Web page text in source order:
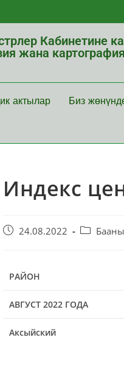
Кабинетине
жана
актылар Биз
Индекс
24.08.2022
РАЙОН
АВГУСТ 2022 ГОДА
Аксыйский